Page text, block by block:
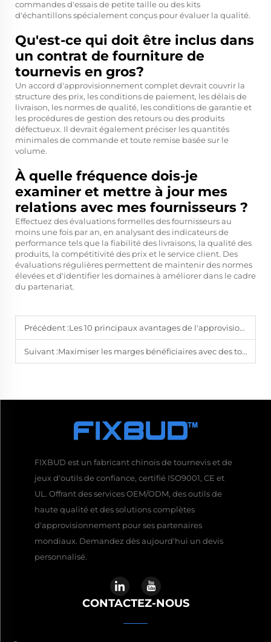
commandes d'essais de petite taille ou des kits
d'échantillons spécialement conçus pour évaluer la qualité.
Qu'est-ce qui doit être inclus dans
un contrat de fourniture de
tournevis en gros?
Un accord d'approvisionnement complet devrait couvrir la
structure des prix, les conditions de paiement, les délais de
livraison, les normes de qualité, les conditions de garantie et
les procédures de gestion des retours ou des produits
défectueux. Il devrait également préciser les quantités
minimales de commande et toute remise basée sur le
volume.
À quelle fréquence dois-je
examiner et mettre à jour mes
relations avec mes fournisseurs ?
Effectuez des évaluations formelles des fournisseurs au
moins une fois par an, en analysant des indicateurs de
performance tels que la fiabilité des livraisons, la qualité des
produits, la compétitivité des prix et le service client. Des
évaluations régulières permettent de maintenir des normes
élevées et d'identifier les domaines à améliorer dans le cadre
du partenariat.
Précédent :Les 10 principaux avantages de l'approvisionnement en tournevis en gros pour votre entreprise
Suivant :Maximiser les marges bénéficiaires avec des tournevis de qualité en gros
FIXBUD est un fabricant chinois de tournevis et de
jeux d'outils de confiance, certifié ISO9001, CE et
UL. Offrant des services OEM/ODM, des outils de
haute qualité et des solutions complètes
d'approvisionnement pour ses partenaires
mondiaux. Demandez dès aujourd'hui un devis
personnalisé.
CONTACTEZ-NOUS